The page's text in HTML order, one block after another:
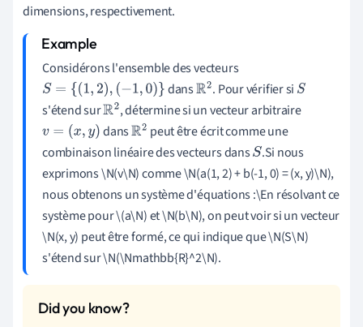
dimensions, respectivement.
Considérons l'ensemble des vecteurs
S= {(1 ,2),(− 1,0) } dansR2 . Pour vérifier si S
s'étend surR2 , détermine si un vecteur arbitraire
v=(x y) dansR2 peut être écrit comme une
combinaison linéaire des vecteurs dansS.Si nous
exprimons \N(v\N) comme \N(a(1, 2) + b(-1, 0) = (x, y)\N),
nous obtenons un système d'équations :\En résolvant ce
système pour \(a\N) et \N(b\N), on peut voir si un vecteur
\N(x, y) peut être formé, ce qui indique que \N(S\N)
s'étend sur \N(\Nmathbb{R}^2\N).